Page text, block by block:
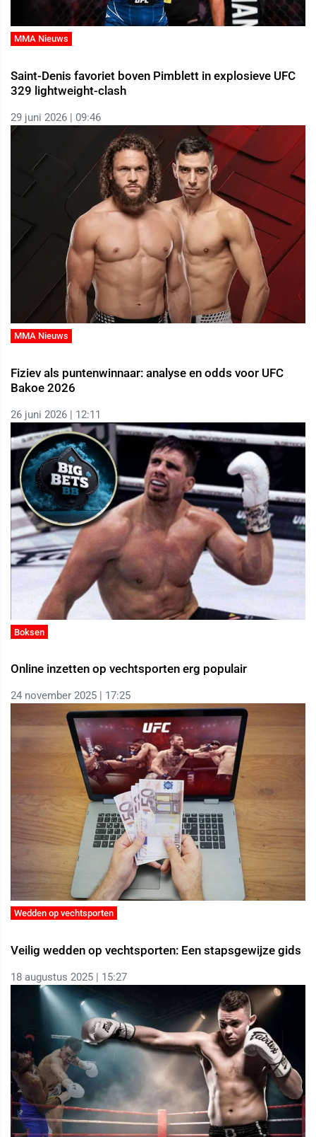
MMA Nieuws
Saint-Denis favoriet boven Pimblett in explosieve UFC
329 lightweight-clash
29 juni 2026 | 09:46
MMA Nieuws
Fiziev als puntenwinnaar: analyse en odds voor UFC
Bakoe 2026
26 juni 2026 | 12:11
Boksen
Online inzetten op vechtsporten erg populair
24 november 2025 | 17:25
Wedden op vechtsporten
Veilig wedden op vechtsporten: Een stapsgewijze gids
18 augustus 2025 | 15:27